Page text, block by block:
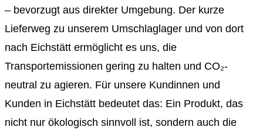
– bevorzugt aus direkter Umgebung. Der kurze
Lieferweg zu unserem Umschlaglager und von dort
nach Eichstätt ermöglicht es uns, die
Transportemissionen gering zu halten und CO₂-
neutral zu agieren. Für unsere Kundinnen und
Kunden in Eichstätt bedeutet das: Ein Produkt, das
nicht nur ökologisch sinnvoll ist, sondern auch die